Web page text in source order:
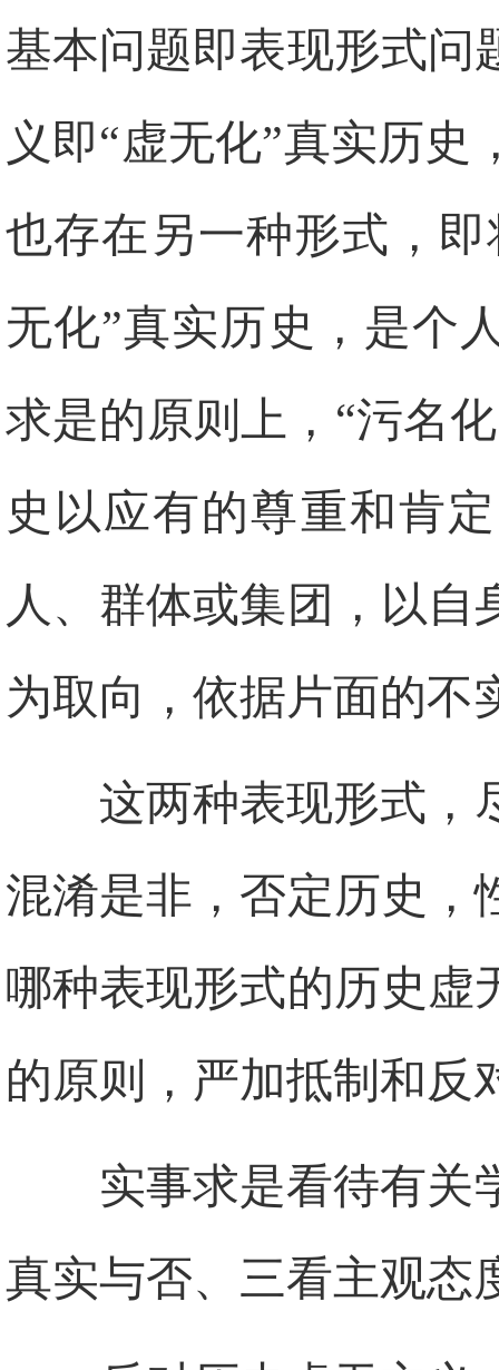
基本问题即表现形式问
义即“虚无化”真实历
也存在另一种形式，
无化”真实历史，是个
求是的原则上，“污名
史以应有的尊重和肯
人、群体或集团，以自
为取向，依据片面的不
这两种表现形式，
混淆是非，否定历史，
哪种表现形式的历史虚
的原则，严加抵制和反
实事求是看待有关
真实与否、三看主观态